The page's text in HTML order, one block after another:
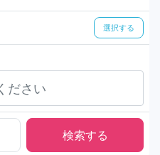
選択する